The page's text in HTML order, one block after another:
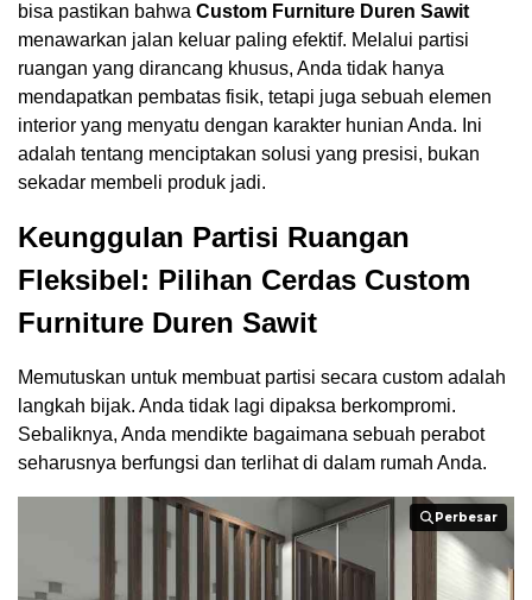
bisa pastikan bahwa Custom Furniture Duren Sawit
menawarkan jalan keluar paling efektif. Melalui partisi
ruangan yang dirancang khusus, Anda tidak hanya
mendapatkan pembatas fisik, tetapi juga sebuah elemen
interior yang menyatu dengan karakter hunian Anda. Ini
adalah tentang menciptakan solusi yang presisi, bukan
sekadar membeli produk jadi.
Keunggulan Partisi Ruangan
Fleksibel: Pilihan Cerdas Custom
Furniture Duren Sawit
Memutuskan untuk membuat partisi secara custom adalah
langkah bijak. Anda tidak lagi dipaksa berkompromi.
Sebaliknya, Anda mendikte bagaimana sebuah perabot
seharusnya berfungsi dan terlihat di dalam rumah Anda.
Perbesar
Perbesar